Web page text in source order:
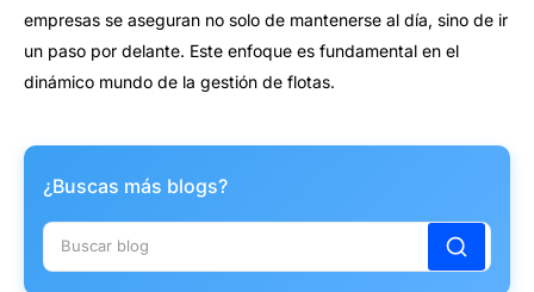
empresas se aseguran no solo de mantenerse al día, sino de ir
un paso por delante. Este enfoque es fundamental en el
dinámico mundo de la gestión de flotas.
¿Buscas más blogs?